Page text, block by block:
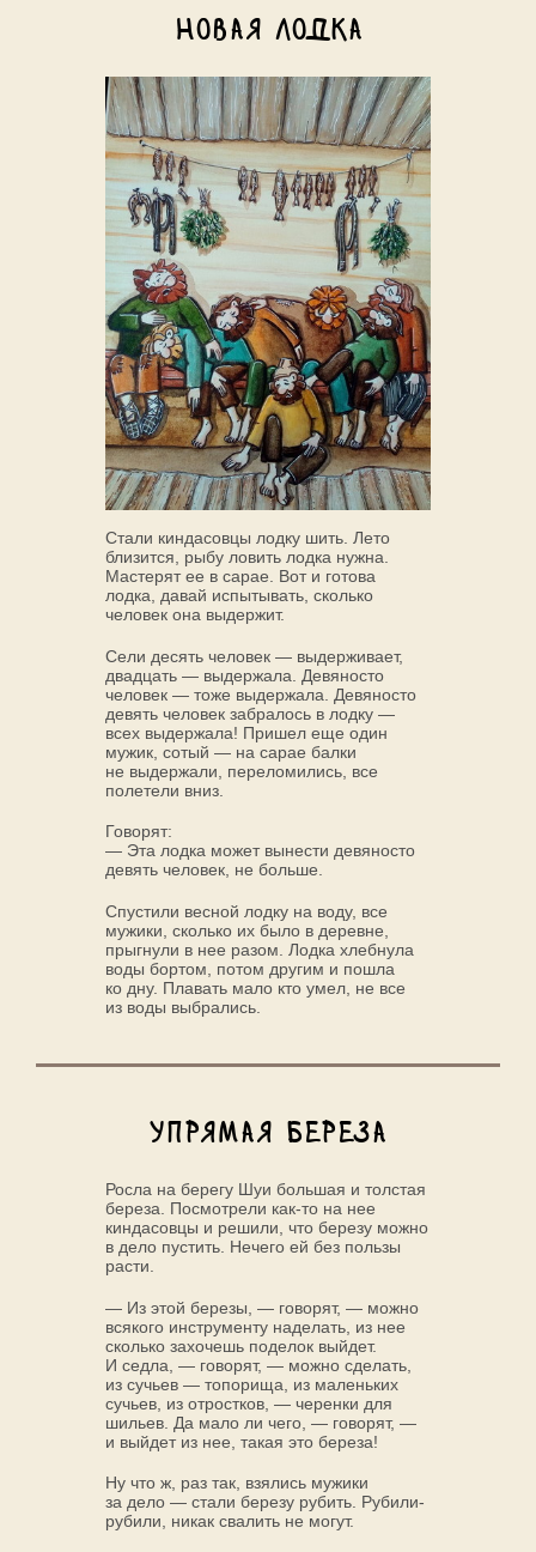
Новая лодка
Стали киндасовцы лодку шить. Лето
близится, рыбу ловить лодка нужна.
Мастерят ее в сарае. Вот и готова
лодка, давай испытывать, сколько
человек она выдержит.
Сели десять человек — выдерживает,
двадцать — выдержала. Девяносто
человек — тоже выдержала. Девяносто
девять человек забралось в лодку —
всех выдержала! Пришел еще один
мужик, сотый — на сарае балки
не выдержали, переломились, все
полетели вниз.
Говорят:
— Эта лодка может вынести девяносто
девять человек, не больше.
Спустили весной лодку на воду, все
мужики, сколько их было в деревне,
прыгнули в нее разом. Лодка хлебнула
воды бортом, потом другим и пошла
ко дну. Плавать мало кто умел, не все
из воды выбрались.
Упрямая береза
Росла на берегу Шуи большая и толстая
береза. Посмотрели как-то на нее
киндасовцы и решили, что березу можно
в дело пустить. Нечего ей без пользы
расти.
— Из этой березы, — говорят, — можно
всякого инструменту наделать, из нее
сколько захочешь поделок выйдет.
И седла, — говорят, — можно сделать,
из сучьев — топорища, из маленьких
сучьев, из отростков, — черенки для
шильев. Да мало ли чего, — говорят, —
и выйдет из нее, такая это береза!
Ну что ж, раз так, взялись мужики
за дело — стали березу рубить. Рубили-
рубили, никак свалить не могут.